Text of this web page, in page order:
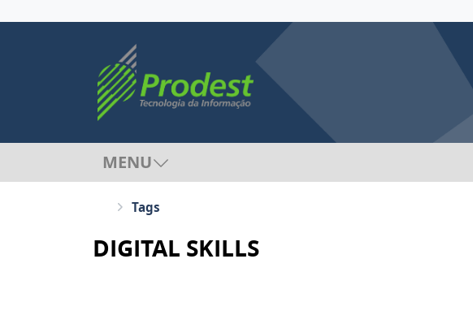
MENU
Tags
DIGITAL SKILLS